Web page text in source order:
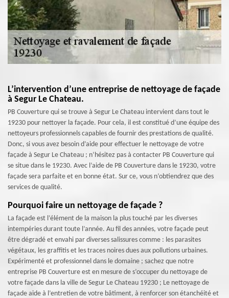
L’intervention d’une entreprise de nettoyage de façade
à Segur Le Chateau.
PB Couverture qui se trouve à Segur Le Chateau intervient dans tout le
19230 pour nettoyer la façade. Pour cela, il est constitué d’une équipe des
nettoyeurs professionnels capables de fournir des prestations de qualité.
Donc, si vous avez besoin d’aide pour effectuer le nettoyage de votre
façade à Segur Le Chateau ; n’hésitez pas à contacter PB Couverture qui
se situe dans le 19230. Avec l’aide de PB Couverture dans le 19230, votre
façade sera parfaite et en bonne état. Sur ce, vous n’obtiendrez que des
services de qualité.
Pourquoi faire un nettoyage de façade ?
La façade est l’élément de la maison la plus touché par les diverses
intempéries durant toute l’année. Au fil des années, votre façade peut
être dégradé et envahi par diverses salissures comme : les parasites
végétaux, les graffitis et les traces noires dues aux pollutions urbaines.
Expérimenté et professionnel dans le domaine ; sachez que notre
entreprise PB Couverture est en mesure de s’occuper du nettoyage de
votre façade dans la ville de Segur Le Chateau 19230 ; Le nettoyage de
façade aide à l’entretien de votre bâtiment, à renforcer son étanchéité et